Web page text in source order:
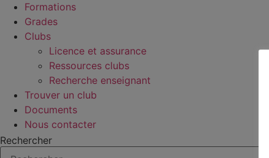
Formations
Grades
Clubs
Licence et assurance
Ressources clubs
Recherche enseignant
Trouver un club
Documents
Nous contacter
Rechercher